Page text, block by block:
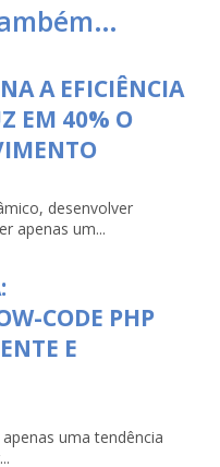
A EFICIÊNCIA
EM 40% O
desenvolver
apenas um...
CODE PHP
E
uma tendência